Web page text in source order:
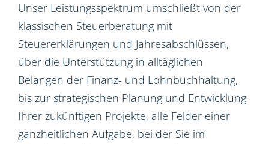
Unser Leistungsspektrum umschließt von der
klassischen Steuerberatung mit
Steuererklärungen und Jahresabschlüssen,
über die Unterstützung in alltäglichen
Belangen der Finanz- und Lohnbuchhaltung,
bis zur strategischen Planung und Entwicklung
Ihrer zukünftigen Projekte, alle Felder einer
ganzheitlichen Aufgabe, bei der Sie im